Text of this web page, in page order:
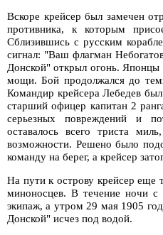
Вскоре крейсер был замечен
противника, к которым
Сблизившись с русским
сигнал: "Ваш флагман
Донской" открыл огонь.
мощи. Бой продолжался до
Командир крейсера Лебедев
старший офицер капитан 2
серьезных повреждений и
оставалось всего триста
возможности. Решено было
команду на берег, а крейсер
На пути к острову крейсер еще
миноносцев. В течение ночи с
экипаж, а утром 29 мая 1905
Донской" исчез под водой.